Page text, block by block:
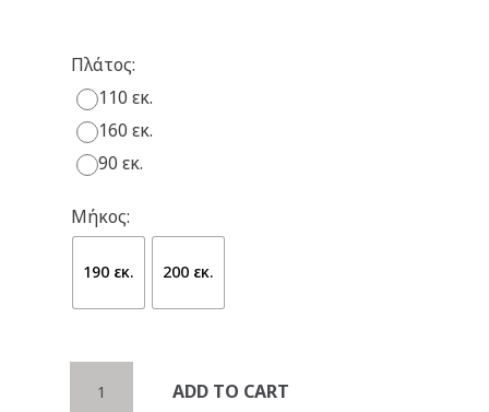
Πλάτος:
110 εκ.
160 εκ.
90 εκ.
Μήκος:
190 εκ. 200 εκ.
CLOUD
ADD TO CART